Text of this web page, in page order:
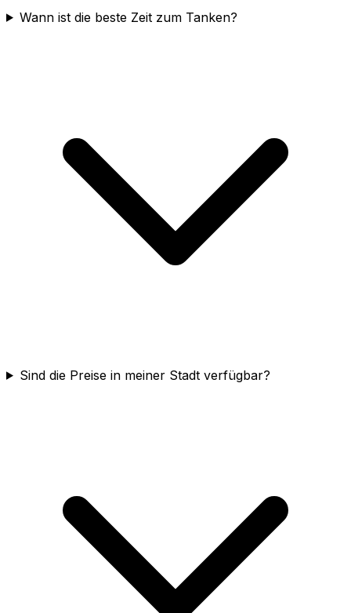
Wann ist die beste Zeit zum Tanken?
Sind die Preise in meiner Stadt verfügbar?